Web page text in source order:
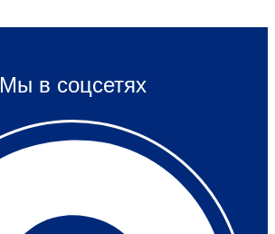
Мы в соцсетях